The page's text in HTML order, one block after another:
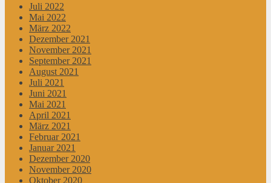
Juli 2022
Mai 2022
März 2022
Dezember 2021
November 2021
September 2021
August 2021
Juli 2021
Juni 2021
Mai 2021
April 2021
März 2021
Februar 2021
Januar 2021
Dezember 2020
November 2020
Oktober 2020